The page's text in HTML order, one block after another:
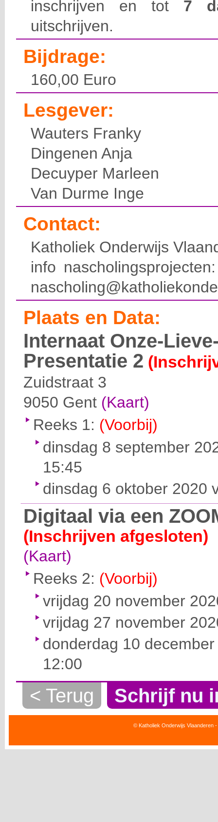
inschrijven en tot 7
uitschrijven.
Bijdrage:
160,00 Euro
Lesgever:
Wauters Franky
Dingenen Anja
Decuyper Marleen
Van Durme Inge
Contact:
Katholiek Onderwijs
info
Plaats en Data:
Internaat Onze-
Presentatie 2
Zuidstraat 3
9050 Gent (Kaart)
Reeks 1: (Voorbij)
dinsdag 8 september
15:45
dinsdag 6 oktober 2020
Digitaal via een
(Inschrijven afgesloten)
(Kaart)
Reeks 2: (Voorbij)
vrijdag 20 november
vrijdag 27 november
donderdag 10
12:00
< Terug Schrijf nu
© Katholiek Onderwijs Vlaanderen